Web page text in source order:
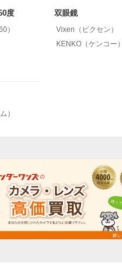
度
）
双眼鏡
Vixen（ビクセン）
KENKO（ケンコー）
）